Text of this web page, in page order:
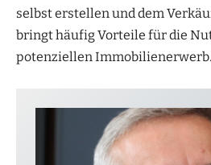
selbst erstellen und dem
bringt häufig Vorteile für die
potenziellen Immobilienerwerb.